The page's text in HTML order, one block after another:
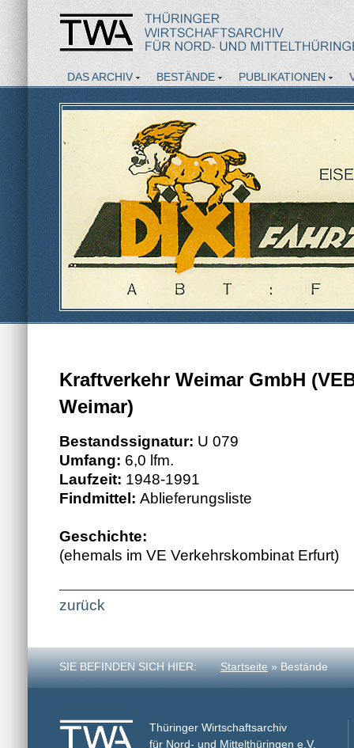
DAS ARCHIV BESTÄNDE PUBLIKATIONEN
Kraftverkehr Weimar GmbH
Weimar)
Bestandssignatur: U 079
Umfang: 6,0 lfm.
Laufzeit: 1948-1991
Findmittel: Ablieferungsliste
Geschichte:
(ehemals im VE Verkehrskombinat Erfurt)
zurück
SIE BEFINDEN SICH HIER: Startseite» Bestände
Thüringer Wirtschaftsarchiv
für Nord- und Mittelthüringen e.V.